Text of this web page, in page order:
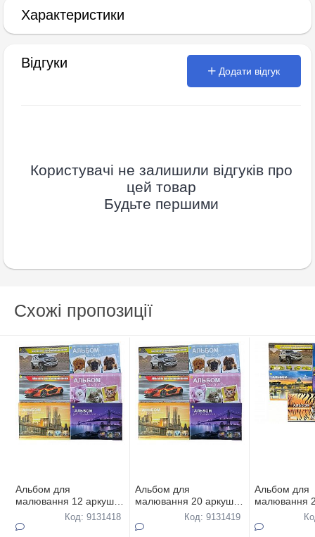
Характеристики
Відгуки
Додати відгук
Користувачі не залишили відгуків про
цей товар
Будьте першими
Схожі пропозиції
Альбом для
малювання 12 аркушів
Код: 9131418
Альбом для
малювання 20 аркушів
Код: 9131419
Альбом для
малювання
120гр/м на